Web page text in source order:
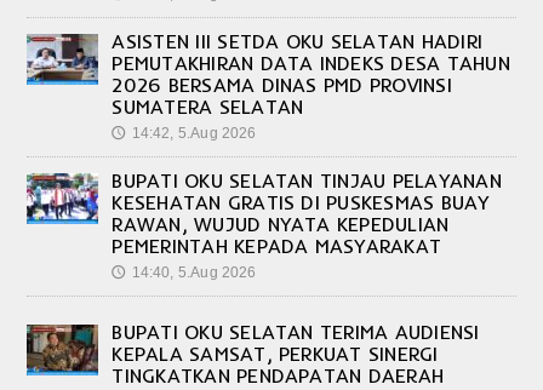
ASISTEN III SETDA OKU SELATAN HADIRI
PEMUTAKHIRAN DATA INDEKS DESA TAHUN
2026 BERSAMA DINAS PMD PROVINSI
SUMATERA SELATAN
🕔 14:42, 5.Aug 2026
BUPATI OKU SELATAN TINJAU PELAYANAN
KESEHATAN GRATIS DI PUSKESMAS BUAY
RAWAN, WUJUD NYATA KEPEDULIAN
PEMERINTAH KEPADA MASYARAKAT
🕔 14:40, 5.Aug 2026
BUPATI OKU SELATAN TERIMA AUDIENSI
KEPALA SAMSAT, PERKUAT SINERGI
TINGKATKAN PENDAPATAN DAERAH